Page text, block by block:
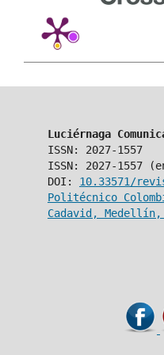
Luciérnaga
ISSN: 2027-1557
ISSN: 2027-1557
DOI: 10.33571/
Politécnico
Cadavid, Medellín,